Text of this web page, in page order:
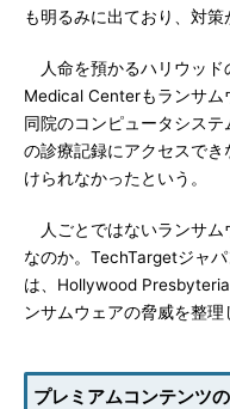
も明るみに出ており、対策
人命を預かるハリウッド
Medical Centerもランサム
同院のコンピュータシス
の診療記録にアクセスで
けられなかったという。
人ごとではないランサム
なのか。TechTargetジャ
は、Hollywood
ンサムウェアの脅威を整理
プレミアムコンテンツ